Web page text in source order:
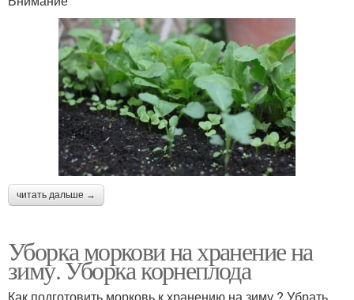
читать дальше →
Уборка моркови на хранение на
зиму. Уборка корнеплода